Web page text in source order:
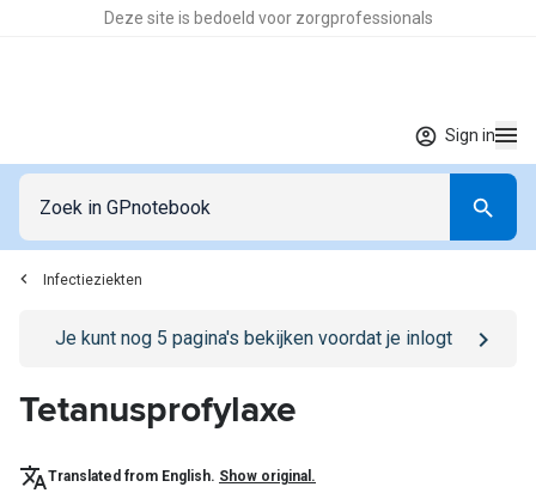
Deze site is bedoeld voor zorgprofessionals
Sign in
Infectieziekten
Go to/sign-in page
Je kunt nog 5 pagina's bekijken voordat je inlogt
Tetanusprofylaxe
Translated from English. Show original.